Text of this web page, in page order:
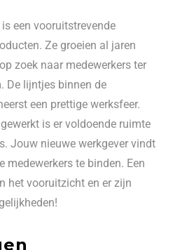
een vooruitstrevende
Ze groeien al jaren
zoek naar medewerkers ter
De lijntjes binnen de
een prettige werksfeer.
is er voldoende ruimte
Jouw nieuwe werkgever vindt
medewerkers te binden. Een
het vooruitzicht en er zijn